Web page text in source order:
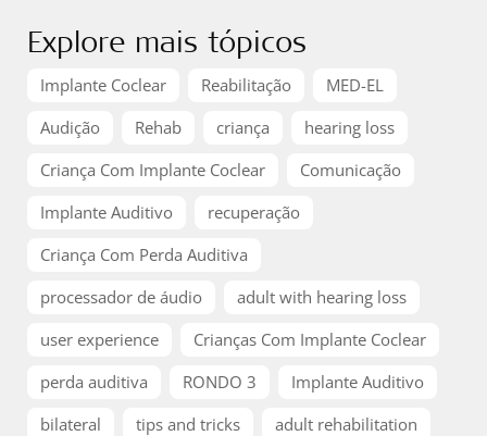
Explore mais tópicos
Implante Coclear Reabilitação
MED-EL
Audição
Rehab criança
hearing loss
Criança Com Implante Coclear
Comunicação
Implante Auditivo
recuperação
Criança Com Perda Auditiva
processador de áudio
adult with hearing loss
user experience
Crianças Com Implante Coclear
perda auditiva
RONDO 3
Implante Auditivo
bilateral
tips and tricks
adult rehabilitation